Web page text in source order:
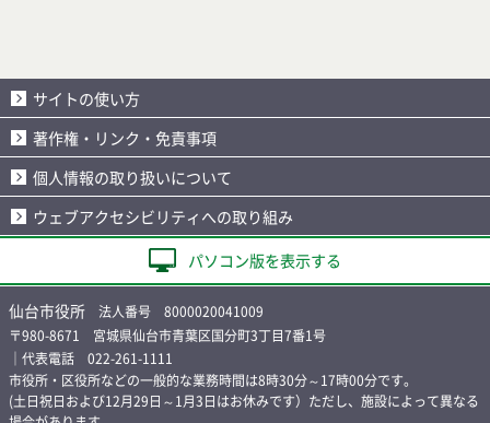
サイトの使い方
著作権・リンク・免責事項
個人情報の取り扱いについて
ウェブアクセシビリティへの取り組み
パソコン版を表示する
仙台市役所 法人番号 8000020041009
〒980-8671 宮城県仙台市青葉区国分町3丁目7番1号
｜代表電話 022-261-1111
市役所・区役所などの一般的な業務時間は8時30分～17時00分です。
(土日祝日および12月29日～1月3日はお休みです）ただし、施設によって異なる